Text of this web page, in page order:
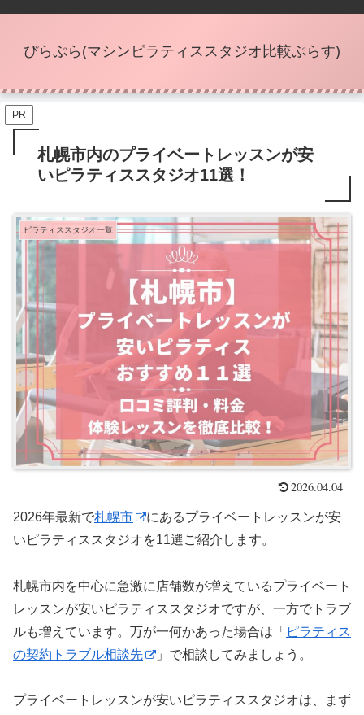
ぴらぷら(マシンピラティススタジオ比較ぷらす)
PR
札幌市内のプライベートレッスンが安
いピラティススタジオ11選！
ピラティススタジオ一覧
2026.04.04
2026年最新で札幌市
にあるプライベートレッスンが安
いピラティススタジオを11選ご紹介します。
札幌市内を中心に急激に店舗数が増えているプライベート
レッスンが安いピラティススタジオですが、一方でトラブ
ルも増えています。万が一何かあった場合は「 ピラティス
の契約トラブル相談先
」で相談してみましょう。
プライベートレッスンが安いピラティススタジオは、まず